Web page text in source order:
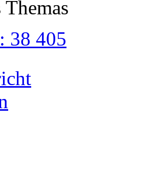
38 405